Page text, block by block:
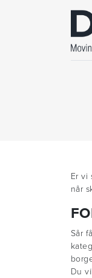
Er vi
når
Sår
Du